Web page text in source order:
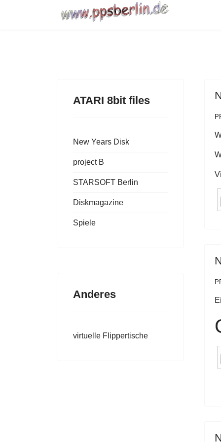
ATARI 8bit files
New Years Disk
project B
STARSOFT Berlin
Diskmagazine
Spiele
Anderes
virtuelle Flippertische